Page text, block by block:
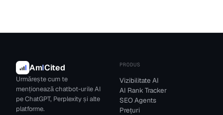
AmICited
Urmărește cum te
menționează chatbot-urile AI
pe ChatGPT, Perplexity și alte
platforme.
PRODUS
Vizibilitate AI
AI Rank Tracker
SEO Agents
Prețuri